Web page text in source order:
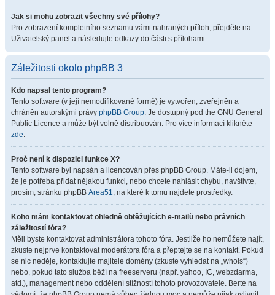
Jak si mohu zobrazit všechny své přílohy?
Pro zobrazení kompletního seznamu vámi nahraných příloh, přejděte na
Uživatelský panel a následujte odkazy do části s přílohami.
Záležitosti okolo phpBB 3
Kdo napsal tento program?
Tento software (v její nemodifikované formě) je vytvořen, zveřejněn a
chráněn autorskými právy phpBB Group. Je dostupný pod the GNU General
Public Licence a může být volně distribuován. Pro více informací klikněte
zde.
Proč není k dispozici funkce X?
Tento software byl napsán a licencován přes phpBB Group. Máte-li dojem,
že je potřeba přidat nějakou funkci, nebo chcete nahlásit chybu, navštivte,
prosím, stránku phpBB Area51, na které k tomu najdete prostředky.
Koho mám kontaktovat ohledně obtěžujících e-mailů nebo právních
záležitostí fóra?
Měli byste kontaktovat administrátora tohoto fóra. Jestliže ho nemůžete najít,
zkuste nejprve kontaktovat moderátora fóra a přeptejte se na kontakt. Pokud
se nic neděje, kontaktujte majitele domény (zkuste vyhledat na „whois“)
nebo, pokud tato služba běží na freeserveru (např. yahoo, IC, webzdarma,
atd.), management nebo oddělení stížností tohoto provozovatele. Berte na